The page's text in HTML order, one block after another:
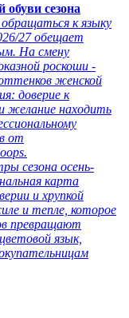
сезона
к языку
27 обещает
На смену
роскоши -
женской
доверие к
желание находить
от
сезона осень-
карта
и хрупкой
и тепле, которое
превращают
язык,